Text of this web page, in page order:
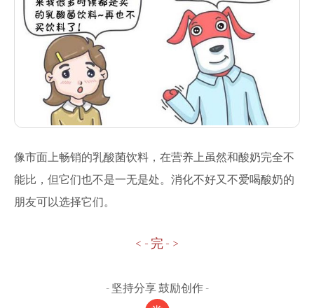
像市面上畅销的乳酸菌饮料，在营养上虽然和酸奶完全不
能比，但它们也不是一无是处。消化不好又不爱喝酸奶的
朋友可以选择它们。
< - 完 - >
- 坚持分享 鼓励创作 -